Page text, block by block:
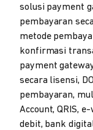
solusi payment
pembayaran
metode
konfirmasi
payment
secara lisensi,
pembayaran,
Account, QRIS,
debit, bank